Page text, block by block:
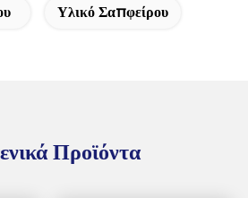
Υλικό Σαπφείρου
Προϊόντα